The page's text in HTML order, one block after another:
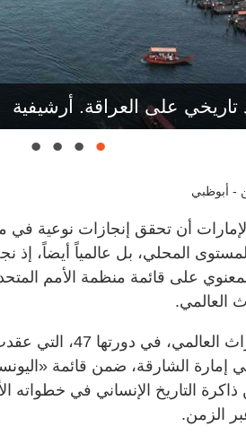
على العراقة. أرشيفية
أقدم أنظمة الري في المنطقة.
يأتي تقديراً لمكانته كجزء من
أرشيفية
- أبوظبي
أن تحقق إنجازات نوعية في
المحلي، بل عالمياً أيضاً، إذ
على قائمة منظمة الأمم
العالمي.
واتخذت لجنة التراث
إمارة الشارقة، ضمن قائمة
التاريخ الإنساني في خطواته
الزمن.